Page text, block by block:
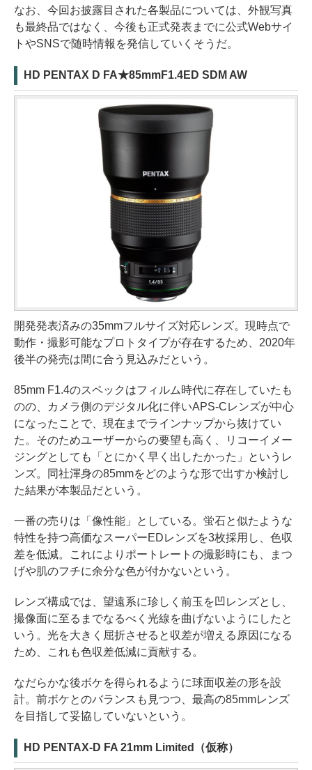
なお、今回お披露目された各製品については、外観写真
も最終品ではなく、今後も正式発表までに公式Webサイ
トやSNSで随時情報を発信していくそうだ。
HD PENTAX D FA★85mmF1.4ED SDM AW
開発発表済みの35mmフルサイズ対応レンズ。現時点で
動作・撮影可能なプロトタイプが存在するため、2020年
後半の発売は間に合う見込みだという。
85mm F1.4のスペックはフィルム時代に存在していたも
のの、カメラ側のデジタル化に伴いAPS-Cレンズが中心
になったことで、現在までラインナップから抜けてい
た。そのためユーザーからの要望も高く、リコーイメー
ジングとしても「とにかく早く出したかった」というレ
ンズ。同社渾身の85mmをどのような形で出すか検討し
た結果が本製品だという。
一番の売りは「像性能」としている。蛍石と似たような
特性を持つ高価なスーパーEDレンズを3枚採用し、色収
差を低減。これによりポートレートの撮影時にも、まつ
げや肌のフチに余分な色が付かないという。
レンズ構成では、望遠系に珍しく前玉を凹レンズとし、
撮像面に至るまでなるべく光線を曲げないようにしたと
いう。光を大きく屈折させると収差が増える原因になる
ため、これも色収差低減に貢献する。
なだらかな後ボケを得られるように球面収差の形を設
計。前ボケとのバランスも見つつ、最高の85mmレンズ
を目指して妥協していないという。
HD PENTAX-D FA 21mm Limited（仮称）